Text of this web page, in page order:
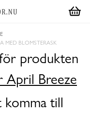
MED BLOMSTERASK
produkten
April Breeze
till